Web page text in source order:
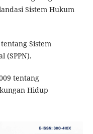
Sistem Hukum
Sistem
(SPPN).
tentang
Hidup